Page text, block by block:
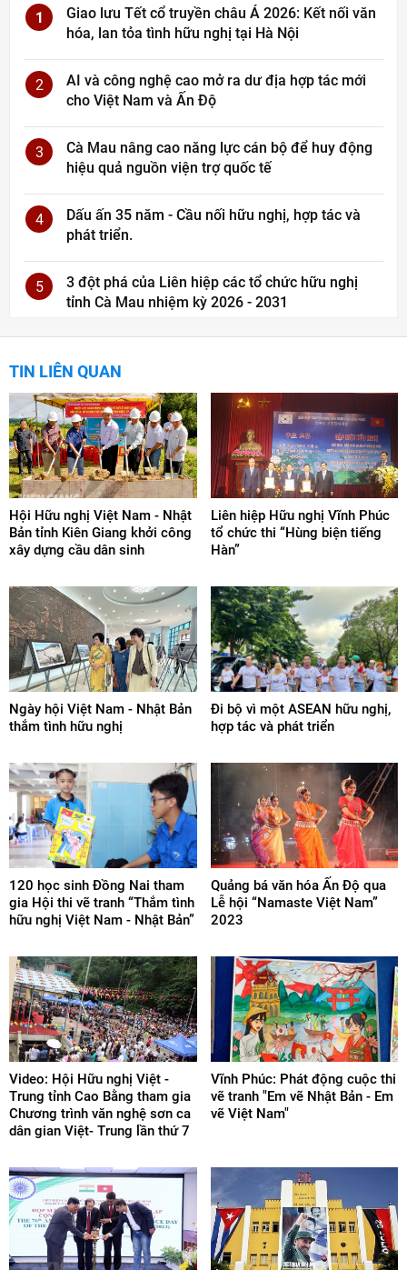
1
Giao lưu Tết cổ truyền châu Á 2026: Kết nối văn
hóa, lan tỏa tình hữu nghị tại Hà Nội
2
AI và công nghệ cao mở ra dư địa hợp tác mới
cho Việt Nam và Ấn Độ
3
Cà Mau nâng cao năng lực cán bộ để huy động
hiệu quả nguồn viện trợ quốc tế
4
Dấu ấn 35 năm - Cầu nối hữu nghị, hợp tác và
phát triển.
5
3 đột phá của Liên hiệp các tổ chức hữu nghị
tỉnh Cà Mau nhiệm kỳ 2026 - 2031
TIN LIÊN QUAN
Hội Hữu nghị Việt Nam - Nhật
Bản tỉnh Kiên Giang khởi công
xây dựng cầu dân sinh
Liên hiệp Hữu nghị Vĩnh Phúc
tổ chức thi “Hùng biện tiếng
Hàn”
Ngày hội Việt Nam - Nhật Bản
thắm tình hữu nghị
Đi bộ vì một ASEAN hữu nghị,
hợp tác và phát triển
120 học sinh Đồng Nai tham
gia Hội thi vẽ tranh “Thắm tình
hữu nghị Việt Nam - Nhật Bản”
Quảng bá văn hóa Ấn Độ qua
Lễ hội “Namaste Việt Nam”
2023
Video: Hội Hữu nghị Việt -
Trung tỉnh Cao Bằng tham gia
Chương trình văn nghệ sơn ca
dân gian Việt- Trung lần thứ 7
Vĩnh Phúc: Phát động cuộc thi
vẽ tranh "Em vẽ Nhật Bản - Em
vẽ Việt Nam"